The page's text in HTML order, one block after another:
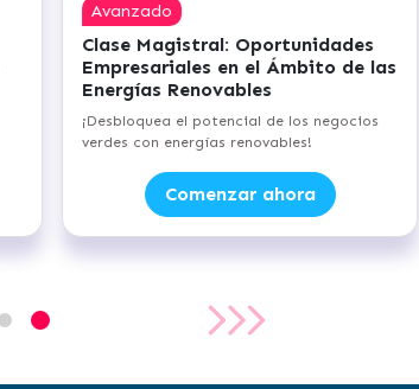
Avanzado
Clase Magistral: Oportunidades
Empresariales en el Ámbito de las
Energías Renovables
¡Desbloquea el potencial de los negocios
verdes con energías renovables!
Comenzar ahora